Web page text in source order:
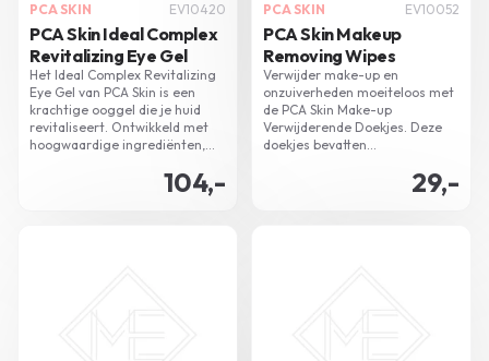
PCA SKIN EV10420
PCA Skin Ideal Complex
Revitalizing Eye Gel
Het Ideal Complex Revitalizing
Eye Gel van PCA Skin is een
krachtige ooggel die je huid
revitaliseert. Ontwikkeld met
hoogwaardige ingrediënten,
jouw huid rondom de ogen104,-
PCA SKIN EV10052
PCA Skin Makeup
Removing Wipes
Verwijder make-up en
onzuiverheden moeiteloos met
de PCA Skin Make-up
Verwijderende Doekjes. Deze
doekjes bevatten
en zijn perfect voor dagelijkse
29,-